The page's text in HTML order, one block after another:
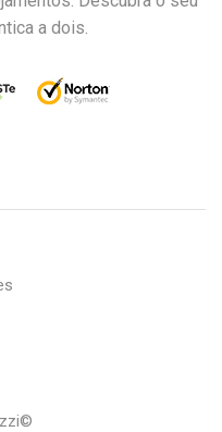
a dois.